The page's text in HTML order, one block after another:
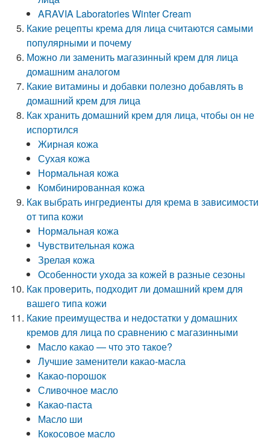
ARAVIA Laboratories Winter Cream
Какие рецепты крема для лица считаются самыми
популярными и почему
Можно ли заменить магазинный крем для лица
домашним аналогом
Какие витамины и добавки полезно добавлять в
домашний крем для лица
Как хранить домашний крем для лица, чтобы он не
испортился
Жирная кожа
Сухая кожа
Нормальная кожа
Комбинированная кожа
Как выбрать ингредиенты для крема в зависимости
от типа кожи
Нормальная кожа
Чувствительная кожа
Зрелая кожа
Особенности ухода за кожей в разные сезоны
Как проверить, подходит ли домашний крем для
вашего типа кожи
Какие преимущества и недостатки у домашних
кремов для лица по сравнению с магазинными
Масло какао — что это такое?
Лучшие заменители какао-масла
Какао-порошок
Сливочное масло
Какао-паста
Масло ши
Кокосовое масло